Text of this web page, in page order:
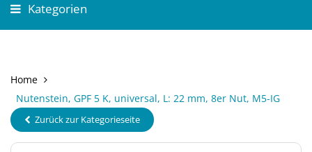
Kategorien
Home
Nutenstein, GPF 5 K, universal, L: 22 mm, 8er Nut, M5-IG
Zurück zur Kategorieseite